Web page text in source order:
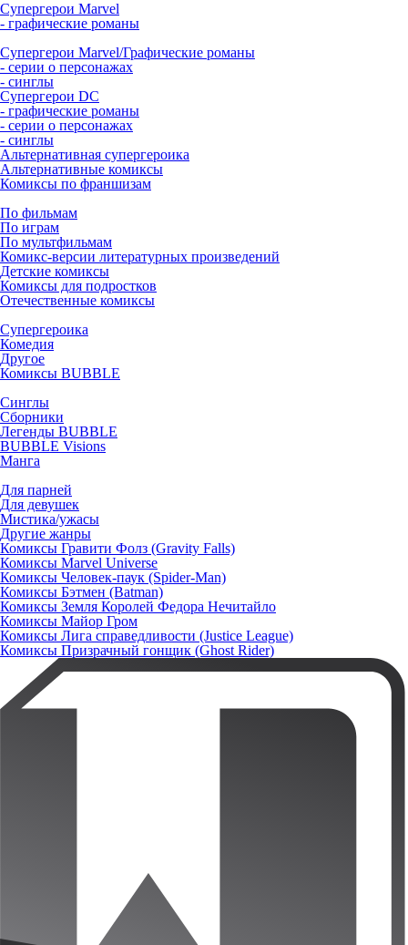
Супергерои Marvel
- графические романы
Супергерои Marvel/Графические романы
- серии о персонажах
- синглы
Супергерои DC
- графические романы
- серии о персонажах
- синглы
Альтернативная супергероика
Альтернативные комиксы
Комиксы по франшизам
По фильмам
По играм
По мультфильмам
Комикс-версии литературных произведений
Детские комиксы
Комиксы для подростков
Отечественные комиксы
Супергероика
Комедия
Другое
Комиксы BUBBLE
Синглы
Сборники
Легенды BUBBLE
BUBBLE Visions
Манга
Для парней
Для девушек
Мистика/ужасы
Другие жанры
Комиксы Гравити Фолз (Gravity Falls)
Комиксы Marvel Universe
Комиксы Человек-паук (Spider-Man)
Комиксы Бэтмен (Batman)
Комиксы Земля Королей Федора Нечитайло
Комиксы Майор Гром
Комиксы Лига справедливости (Justice League)
Комиксы Призрачный гонщик (Ghost Rider)